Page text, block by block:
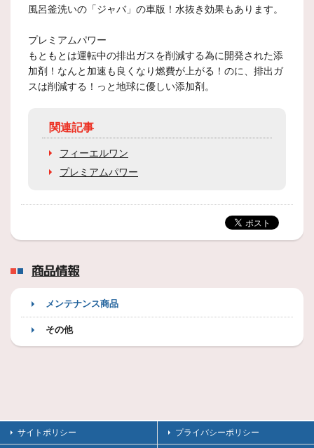
風呂釜洗いの「ジャバ」の車版！水抜き効果もあります。
プレミアムパワー
もともとは運転中の排出ガスを削減する為に開発された添
加剤！なんと加速も良くなり燃費が上がる！のに、排出ガ
スは削減する！っと地球に優しい添加剤。
関連記事
フィーエルワン
プレミアムパワー
商品情報
メンテナンス商品
その他
サイトポリシー プライバシーポリシー